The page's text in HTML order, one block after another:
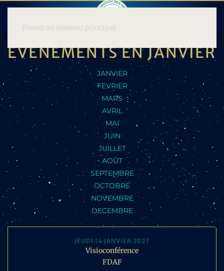
Passer au contenu principal
ÉVÉNEMENTS EN JANVIER
JANVIER
FEVRIER
MARS
AVRIL
MAI
JUIN
JUILLET
AOÛT
SEPTEMBRE
OCTOBRE
NOVEMBRE
DECEMBRE
JEUDI 14 JANVIER 2027
Visioconférence
FDAF